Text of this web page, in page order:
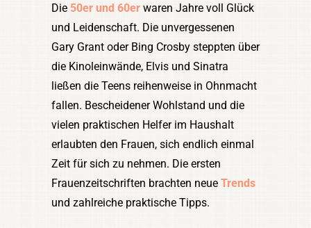
Die 50er und 60er waren Jahre voll Glück
und Leidenschaft. Die unvergessenen
Gary Grant oder Bing Crosby steppten über
die Kinoleinwände, Elvis und Sinatra
ließen die Teens reihenweise in Ohnmacht
fallen. Bescheidener Wohlstand und die
vielen praktischen Helfer im Haushalt
erlaubten den Frauen, sich endlich einmal
Zeit für sich zu nehmen. Die ersten
Frauenzeitschriften brachten neue Trends
und zahlreiche praktische Tipps.